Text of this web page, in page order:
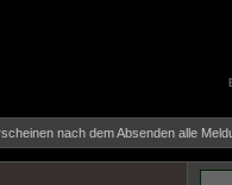
nach dem Absenden alle